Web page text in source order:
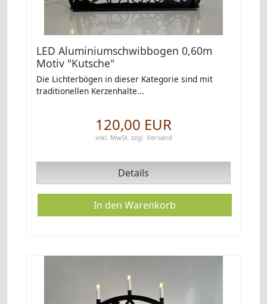
LED Aluminiumschwibbogen 0,60m
Motiv "Kutsche"
Die Lichterbögen in dieser Kategorie sind mit
traditionellen Kerzenhalte...
120,00 EUR
inkl. MwSt. zzgl. Versand
Details